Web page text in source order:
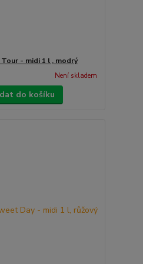
- midi 1 l , modrý
Není skladem
do košíku